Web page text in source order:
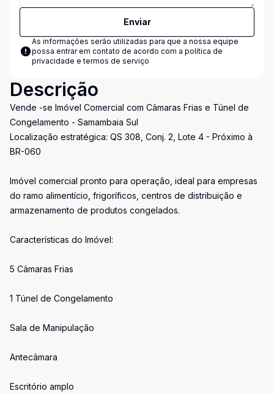
Enviar
As informações serão utilizadas para que a nossa equipe
possa entrar em contato de acordo com a política de
privacidade e termos de serviço
Descrição
Vende -se Imóvel Comercial com Câmaras Frias e Túnel de
Congelamento - Samambaia Sul
Localização estratégica: QS 308, Conj. 2, Lote 4 - Próximo à
BR-060
Imóvel comercial pronto para operação, ideal para empresas
do ramo alimentício, frigoríficos, centros de distribuição e
armazenamento de produtos congelados.
Características do Imóvel:
5 Câmaras Frias
1 Túnel de Congelamento
Sala de Manipulação
Antecâmara
Escritório amplo